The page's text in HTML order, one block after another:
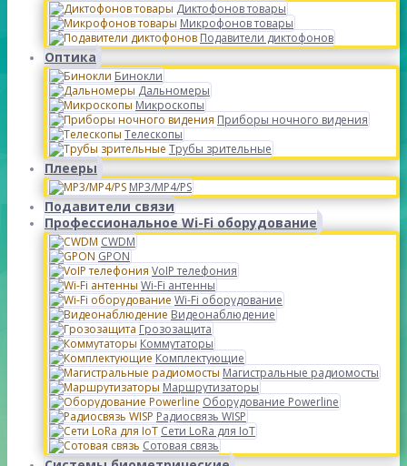
Диктофонов товары
Микрофонов товары
Подавители диктофонов
Оптика
Бинокли
Дальномеры
Микроскопы
Приборы ночного видения
Телескопы
Трубы зрительные
Плееры
MP3/MP4/PS
Подавители связи
Профессиональное Wi-Fi оборудование
CWDM
GPON
VoIP телефония
Wi-Fi антенны
Wi-Fi оборудование
Видеонаблюдение
Грозозащита
Коммутаторы
Комплектующие
Магистральные радиомосты
Маршрутизаторы
Оборудование Powerline
Радиосвязь WISP
Сети LoRa для IoT
Сотовая связь